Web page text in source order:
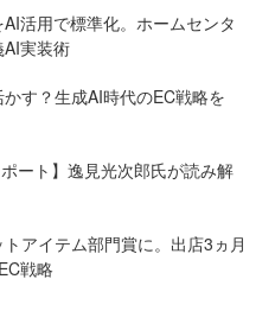
活用で標準化。ホームセンタ
実装術
す？生成AI時代のEC戦略を
ート】逸見光次郎氏が読み解
アイテム部門賞に。出店3ヵ月
戦略